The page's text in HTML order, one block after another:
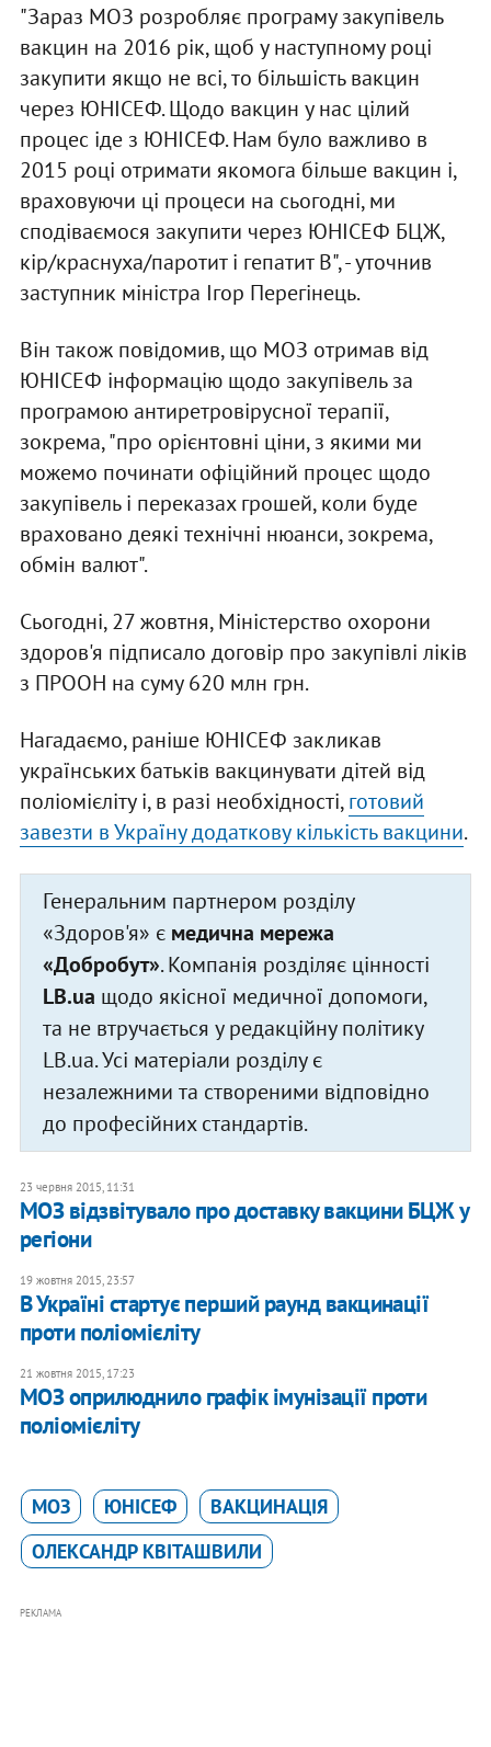
"Зараз МОЗ розробляє програму закупівель
вакцин на 2016 рік, щоб у наступному році
закупити якщо не всі, то більшість вакцин
через ЮНІСЕФ. Щодо вакцин у нас цілий
процес іде з ЮНІСЕФ. Нам було важливо в
2015 році отримати якомога більше вакцин і,
враховуючи ці процеси на сьогодні, ми
сподіваємося закупити через ЮНІСЕФ БЦЖ,
кір/краснуха/паротит і гепатит В", - уточнив
заступник міністра Ігор Перегінець.
Він також повідомив, що МОЗ отримав від
ЮНІСЕФ інформацію щодо закупівель за
програмою антиретровірусної терапії,
зокрема, "про орієнтовні ціни, з якими ми
можемо починати офіційний процес щодо
закупівель і переказах грошей, коли буде
враховано деякі технічні нюанси, зокрема,
обмін валют".
Сьогодні, 27 жовтня, Міністерство охорони
здоров'я підписало договір про закупівлі ліків
з ПРООН на суму 620 млн грн.
Нагадаємо, раніше ЮНІСЕФ закликав
українських батьків вакцинувати дітей від
поліомієліту і, в разі необхідності,готовий
завезти в Україну додаткову кількість вакцини.
Генеральним партнером розділу
«Здоров'я» є медична мережа
«Добробут». Компанія розділяє цінності
LB.ua щодо якісної медичної допомоги,
та не втручається у редакційну політику
LB.ua. Усі матеріали розділу є
незалежними та створеними відповідно
до професійних стандартів.
23 червня 2015, 11:31
МОЗ відзвітувало про доставку вакцини БЦЖ у
регіони
19 жовтня 2015, 23:57
В Україні стартує перший раунд вакцинації
проти поліомієліту
21 жовтня 2015, 17:23
МОЗ оприлюднило графік імунізації проти
поліомієліту
МОЗ ЮНІСЕФ
ВАКЦИНАЦІЯ
ОЛЕКСАНДР КВІТАШВИЛИ
РЕКЛАМА